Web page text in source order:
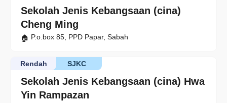
Sekolah Jenis Kebangsaan (cina)
Cheng Ming
P.o.box 85, PPD Papar, Sabah
Sekolah Jenis Kebangsaan (cina) Hwa
Yin Rampazan
SJKC
Rendah